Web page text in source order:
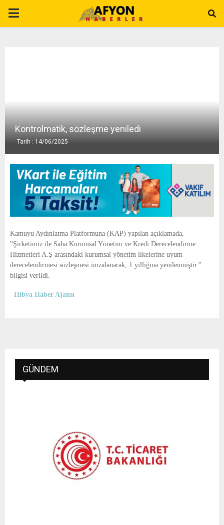
P
A
E
N
Kontrolmatik, sözleşme yeniledi
Tarih : 14/06/2025
Kamuyu Aydınlatma Platformuna (KAP) yapılan açıklamada,
''Şirketimiz ile Saha Kurumsal Yönetim ve Kredi Derecelendirme
Hizmetleri A.Ş arasındaki kurumsal yönetim ilkelerine uyum
derecelendirmesi sözleşmesi imzalanarak, 1 yıllığına yenilenmiştir.''
bilgisi verildi.
Hibya Haber Ajansı
GÜNDEM